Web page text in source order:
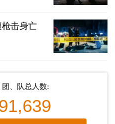
击身亡
、队总人数: